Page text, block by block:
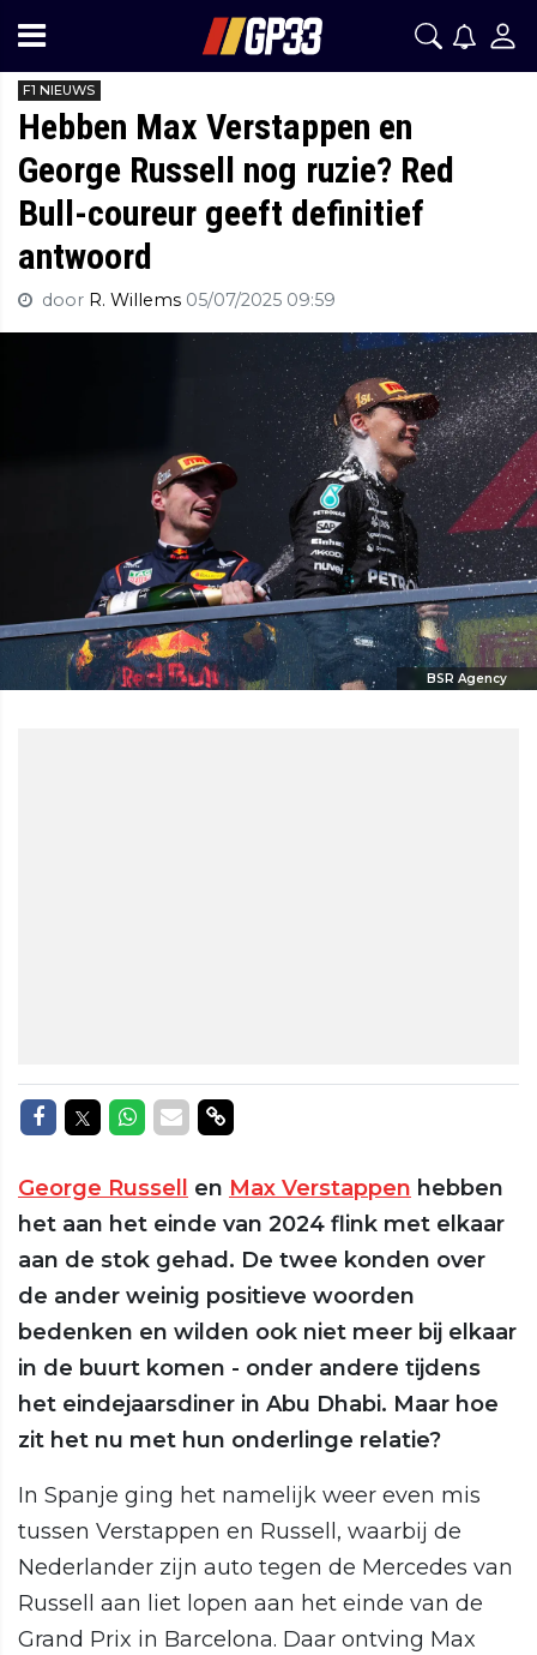
F1 NIEUWS
Hebben Max Verstappen en
George Russell nog ruzie? Red
Bull-coureur geeft definitief
antwoord
door R. Willems 05/07/2025 09:59
BSR Agency
Delen op Facebook
Delen op Twitter
Delen op Whatsapp
Delen via Mail
Delen via link
George Russell en Max Verstappen hebben
het aan het einde van 2024 flink met elkaar
aan de stok gehad. De twee konden over
de ander weinig positieve woorden
bedenken en wilden ook niet meer bij elkaar
in de buurt komen - onder andere tijdens
het eindejaarsdiner in Abu Dhabi. Maar hoe
zit het nu met hun onderlinge relatie?
In Spanje ging het namelijk weer even mis
tussen Verstappen en Russell, waarbij de
Nederlander zijn auto tegen de Mercedes van
Russell aan liet lopen aan het einde van de
Grand Prix in Barcelona. Daar ontving Max